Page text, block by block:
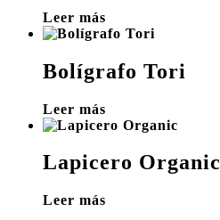
Leer más
Bolígrafo Tori
Leer más
Lapicero Organic
Leer más